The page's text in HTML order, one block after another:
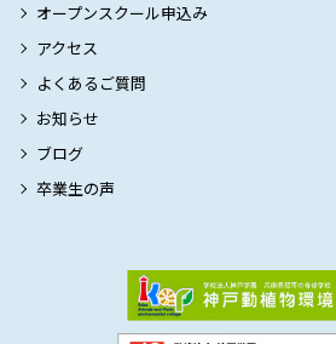
オープンスクール申込み
アクセス
よくあるご質問
お知らせ
ブログ
卒業生の声